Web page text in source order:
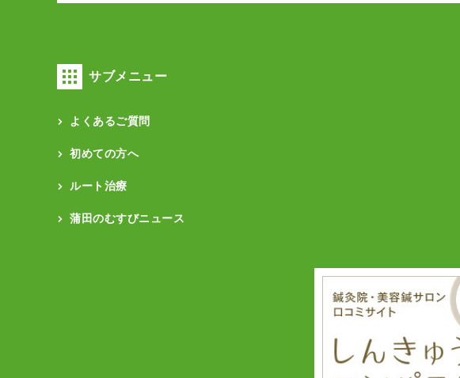
サブメニュー
よくあるご質問
初めての方へ
ルート治療
蒲田のむすびニュース